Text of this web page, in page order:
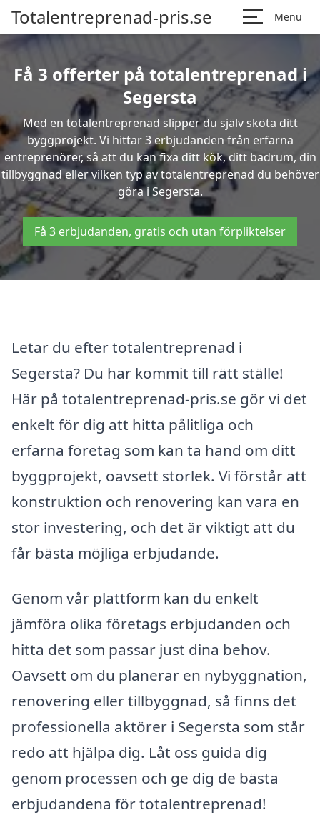
Totalentreprenad-pris.se Menu
Få 3 offerter på totalentreprenad i
Segersta
Med en totalentreprenad slipper du själv sköta ditt
byggprojekt. Vi hittar 3 erbjudanden från erfarna
entreprenörer, så att du kan fixa ditt kök, ditt badrum, din
tillbyggnad eller vilken typ av totalentreprenad du behöver
göra i Segersta.
Få 3 erbjudanden, gratis och utan förpliktelser
Letar du efter totalentreprenad i
Segersta? Du har kommit till rätt ställe!
Här på totalentreprenad-pris.se gör vi det
enkelt för dig att hitta pålitliga och
erfarna företag som kan ta hand om ditt
byggprojekt, oavsett storlek. Vi förstår att
konstruktion och renovering kan vara en
stor investering, och det är viktigt att du
får bästa möjliga erbjudande.
Genom vår plattform kan du enkelt
jämföra olika företags erbjudanden och
hitta det som passar just dina behov.
Oavsett om du planerar en nybyggnation,
renovering eller tillbyggnad, så finns det
professionella aktörer i Segersta som står
redo att hjälpa dig. Låt oss guida dig
genom processen och ge dig de bästa
erbjudandena för totalentreprenad!